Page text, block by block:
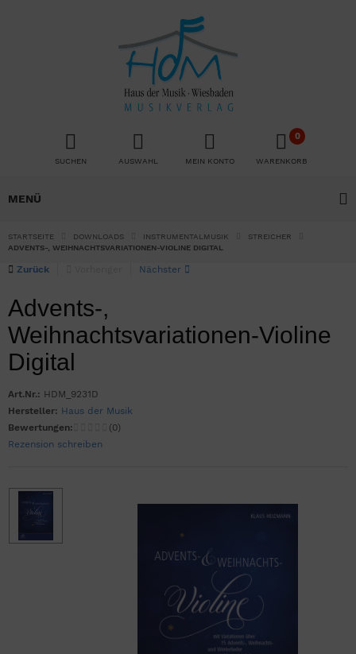
SUCHEN AUSWAHL MEIN KONTO
0
WARENKORB
MENÜ
STARTSEITE DOWNLOADS INSTRUMENTALMUSIK
STREICHER
ADVENTS-, WEIHNACHTSVARIATIONEN-VIOLINE DIGITAL
Advents-,
Weihnachtsvariationen-Violine
Digital
Art.Nr.: HDM_9231D
Hersteller: Haus der Musik
Bewertungen:
(0)
Rezension schreiben
Zurück Nächster